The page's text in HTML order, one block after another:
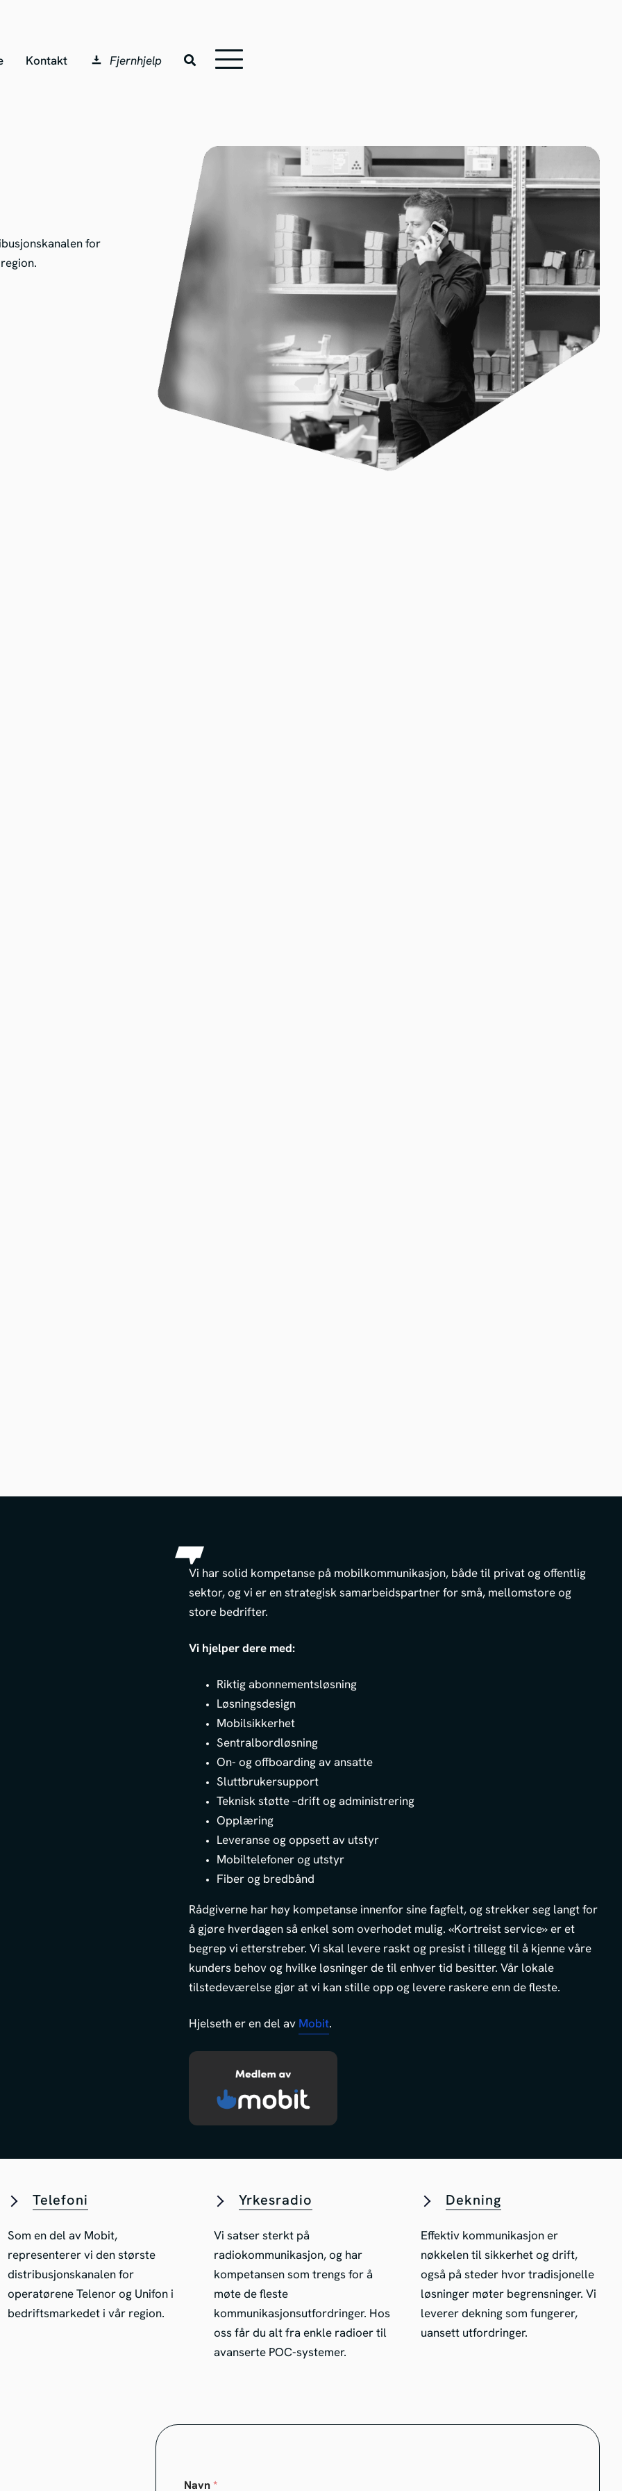
Kontakt Fjernhjelp
for
Vi har solid kompetanse på mobilkommunikasjon, både til privat og offentlig
sektor, og vi er en strategisk samarbeidspartner for små, mellomstore og
store bedrifter.
Vi hjelper dere med:
Riktig abonnementsløsning
Løsningsdesign
Mobilsikkerhet
Sentralbordløsning
On- og offboarding av ansatte
Sluttbrukersupport
Teknisk støtte –drift og administrering
Opplæring
Leveranse og oppsett av utstyr
Mobiltelefoner og utstyr
Fiber og bredbånd
Rådgiverne har høy kompetanse innenfor sine fagfelt, og strekker seg langt for
å gjøre hverdagen så enkel som overhodet mulig. «Kortreist service» er et
begrep vi etterstreber. Vi skal levere raskt og presist i tillegg til å kjenne våre
kunders behov og hvilke løsninger de til enhver tid besitter. Vår lokale
tilstedeværelse gjør at vi kan stille opp og levere raskere enn de fleste.
Hjelseth er en del av Mobit.
Telefoni
Som en del av Mobit,
representerer vi den største
distribusjonskanalen for
operatørene Telenor og Unifon i
bedriftsmarkedet i vår region.
Yrkesradio
Vi satser sterkt på
radiokommunikasjon, og har
kompetansen som trengs for å
møte de fleste
kommunikasjonsutfordringer. Hos
oss får du alt fra enkle radioer til
avanserte POC-systemer.
Dekning
Effektiv kommunikasjon er
nøkkelen til sikkerhet og drift,
også på steder hvor tradisjonelle
løsninger møter begrensninger. Vi
leverer dekning som fungerer,
uansett utfordringer.
Navn *